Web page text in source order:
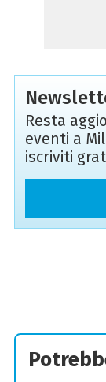
Resta
eventi a
iscriviti